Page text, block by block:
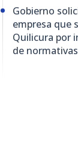
Gobierno
empresa que
Quilicura por
de normativas